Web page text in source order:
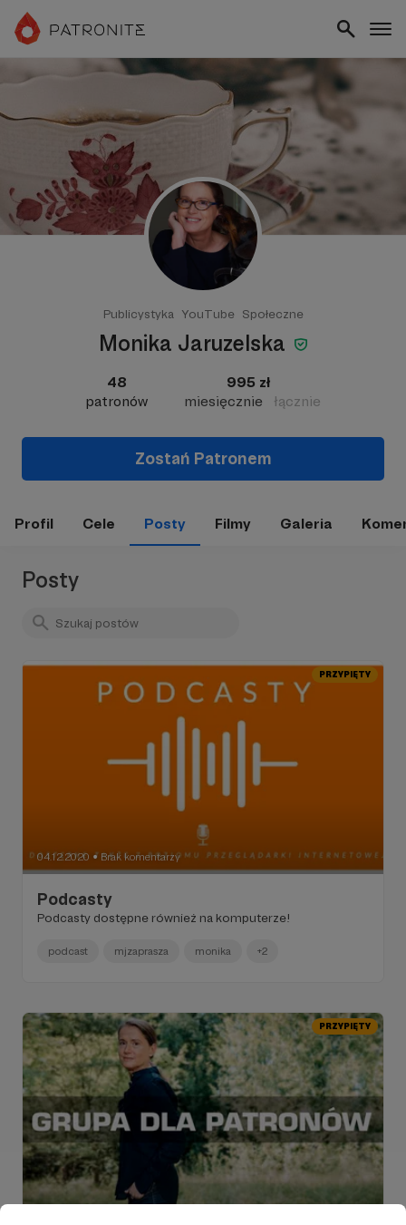
Publicystyka YouTube Społeczne
Monika Jaruzelska
48
patronów
995 zł
miesięcznie
łącznie
Zostań Patronem
Profil Cele Posty Filmy Galeria
Posty
PRZYPIĘTY
04.12.2020 ● Brak komentarzy
Podcasty
Podcasty dostępne również na komputerze!
podcast mjzaprasza monika +2
PRZYPIĘTY
10.11.2020 Komentarze: 96